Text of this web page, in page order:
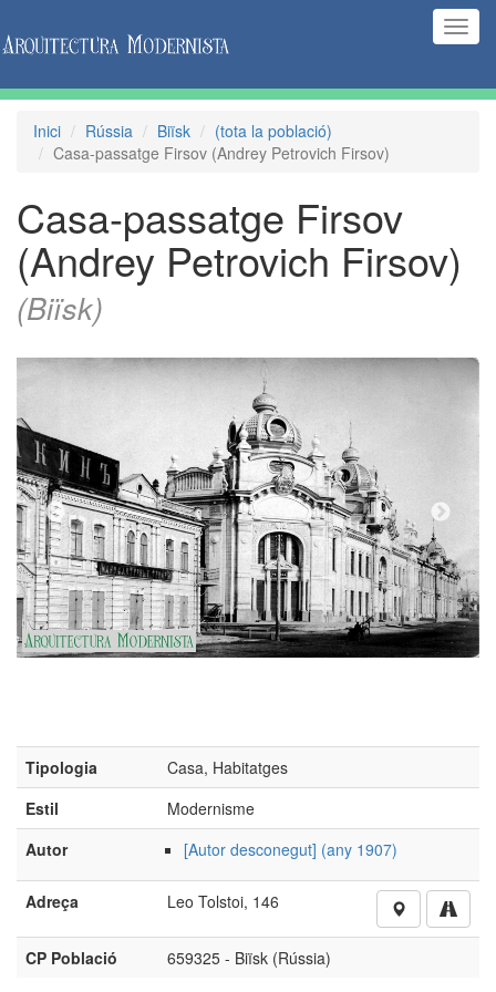
Inici Rússia Biïsk
(tota la població)
Casa-passatge Firsov (Andrey Petrovich Firsov)
Casa-passatge Firsov
(Andrey Petrovich Firsov)
(Biïsk)
Tipologia
Casa, Habitatges
Estil
Modernisme
Autor
[Autor desconegut] (any 1907)
Adreça Leo Tolstoi, 146
CP Població 659325 - Biïsk (Rússia)